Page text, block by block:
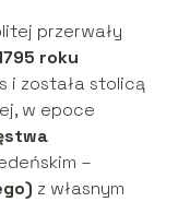
przerwały
roku
i została stolicą
w epoce
–
z własnym